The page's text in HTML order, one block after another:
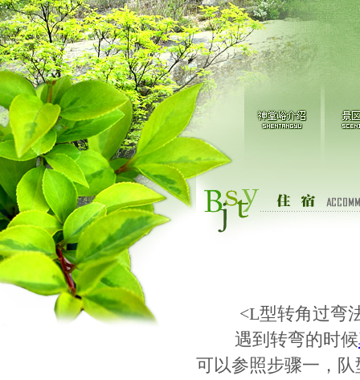
<L型转角过弯
遇到转弯的时候
可以参照步骤一，